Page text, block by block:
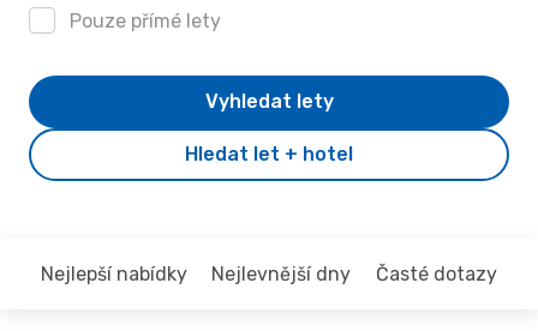
Pouze přímé lety
Hledat let + hotel
Vyhledat lety
Nejlepší nabídky Nejlevnější dny Časté dotazy